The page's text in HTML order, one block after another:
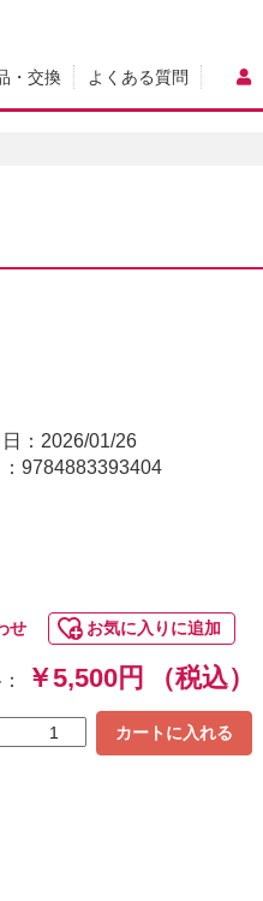
・交換 よくある質問
：2026/01/26
：9784883393404
せ お気に入りに追加
￥5,500円 （税込）
カートに入れる